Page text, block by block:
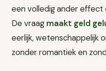
een volledig ander effect
De vraag maakt geld
eerlijk, wetenschappelijk
zonder romantiek en